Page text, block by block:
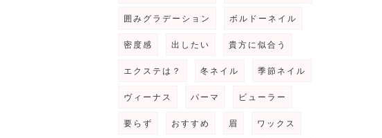
囲みグラデーション ボルドーネイル
密度感 出したい 貴方に似合う
エクステは？ 冬ネイル 季節ネイル
ヴィーナス パーマ ビューラー
要らず おすすめ 眉 ワックス